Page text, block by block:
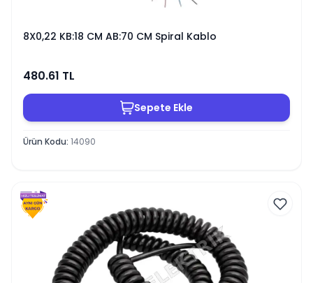
8X0,22 KB:18 CM AB:70 CM Spiral Kablo
480.61 TL
Sepete Ekle
Ürün Kodu: 14090